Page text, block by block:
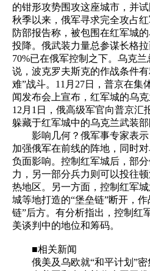
的钳形攻势围攻这座城市，并
秋季以来，俄军寻求完全攻占
防部报告称，被包围在红军城
投降。俄武装力量总参谋长格
70%已在俄军控制之下。乌克兰
说，波克罗夫斯克的作战条件
难”战斗。11月27日，普京在集
闻发布会上宣布，红军城的乌
12月1日，俄高级军官向普京汇
躲藏于红军城中的乌克兰武装部
影响几何？俄军事专家表示
加强俄军在前线的阵地，同时
负面影响。控制红军城后，部
力，另一部分兵力则可以投往
热地区。另一方面，控制红军
城等地打造的“堡垒链”断开，
链”后方。有分析指出，控制红
美谈判中的地位和筹码。
■相关新闻
俄美及乌欧就“和平计划”密